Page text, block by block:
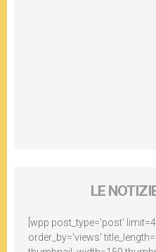
LE
[wpp post_type='post'
order_by='views'